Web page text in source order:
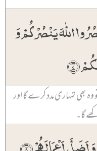
اللّٰہَ یَنۡصُرۡکُمۡ وَ
﴿۷﴾
وہ بھی تمہاری مدد کرے گا اور
گا۔